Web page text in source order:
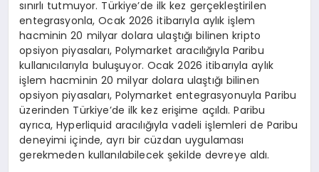
sınırlı tutmuyor. Türkiye’de ilk kez gerçekleştirilen
entegrasyonla, Ocak 2026 itibarıyla aylık işlem
hacminin 20 milyar dolara ulaştığı bilinen kripto
opsiyon piyasaları, Polymarket aracılığıyla Paribu
kullanıcılarıyla buluşuyor. Ocak 2026 itibarıyla aylık
işlem hacminin 20 milyar dolara ulaştığı bilinen
opsiyon piyasaları, Polymarket entegrasyonuyla Paribu
üzerinden Türkiye’de ilk kez erişime açıldı. Paribu
ayrıca, Hyperliquid aracılığıyla vadeli işlemleri de Paribu
deneyimi içinde, ayrı bir cüzdan uygulaması
gerekmeden kullanılabilecek şekilde devreye aldı.